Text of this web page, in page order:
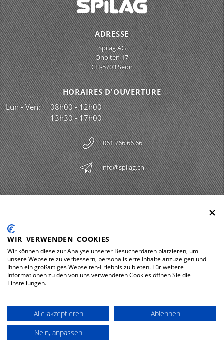
ADRESSE
Spilag AG
Oholten 17
CH-5703 Seon
HORAIRES D'OUVERTURE
Lun - Ven:
08h00 - 12h00
13h30 - 17h00
061 766 66 66
info@spilag.ch
LEGAL
DOWNLOADS
© 2026 Spilag AG
WIR VERWENDEN COOKIES
Wir können diese zur Analyse unserer Besucherdaten platzieren, um
unsere Webseite zu verbessern, personalisierte Inhalte anzuzeigen und
Ihnen ein großartiges Webseiten-Erlebnis zu bieten. Für weitere
Informationen zu den von uns verwendeten Cookies öffnen Sie die
Einstellungen.
Alle akzeptieren
Ablehnen
Nein, anpassen